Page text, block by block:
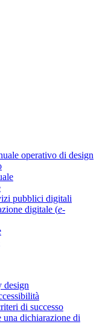
operativo di design
pubblici digitali
digitale (e-
design
di successo
una dichiarazione di